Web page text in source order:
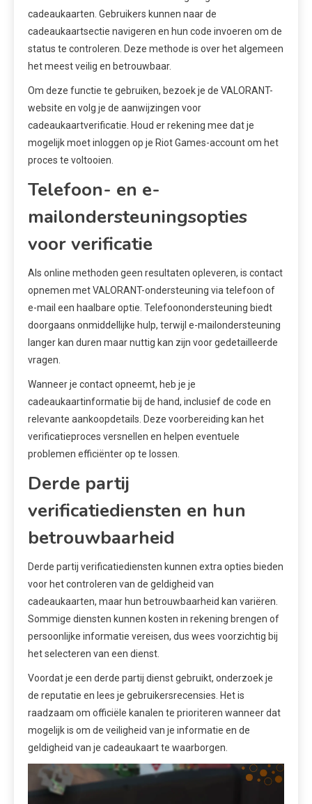
cadeaukaarten. Gebruikers kunnen naar de
cadeaukaartsectie navigeren en hun code invoeren om de
status te controleren. Deze methode is over het algemeen
het meest veilig en betrouwbaar.
Om deze functie te gebruiken, bezoek je de VALORANT-
website en volg je de aanwijzingen voor
cadeaukaartverificatie. Houd er rekening mee dat je
mogelijk moet inloggen op je Riot Games-account om het
proces te voltooien.
Telefoon- en e-
mailondersteuningsopties
voor verificatie
Als online methoden geen resultaten opleveren, is contact
opnemen met VALORANT-ondersteuning via telefoon of
e-mail een haalbare optie. Telefoonondersteuning biedt
doorgaans onmiddellijke hulp, terwijl e-mailondersteuning
langer kan duren maar nuttig kan zijn voor gedetailleerde
vragen.
Wanneer je contact opneemt, heb je je
cadeaukaartinformatie bij de hand, inclusief de code en
relevante aankoopdetails. Deze voorbereiding kan het
verificatieproces versnellen en helpen eventuele
problemen efficiënter op te lossen.
Derde partij
verificatiediensten en hun
betrouwbaarheid
Derde partij verificatiediensten kunnen extra opties bieden
voor het controleren van de geldigheid van
cadeaukaarten, maar hun betrouwbaarheid kan variëren.
Sommige diensten kunnen kosten in rekening brengen of
persoonlijke informatie vereisen, dus wees voorzichtig bij
het selecteren van een dienst.
Voordat je een derde partij dienst gebruikt, onderzoek je
de reputatie en lees je gebruikersrecensies. Het is
raadzaam om officiële kanalen te prioriteren wanneer dat
mogelijk is om de veiligheid van je informatie en de
geldigheid van je cadeaukaart te waarborgen.